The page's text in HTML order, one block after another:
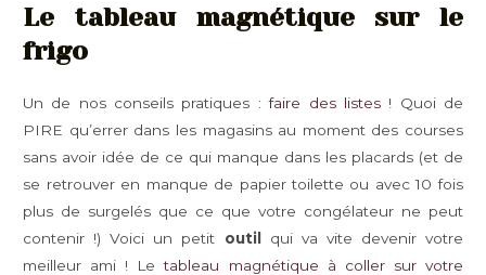
Le tableau magnétique sur le
frigo
Un de nos conseils pratiques :faire des listes! Quoi de
PIRE qu’errer dans les magasins au moment des courses
sans avoir idée de ce qui manque dans les placards (et de
se retrouver en manque de papier toilette ou avec 10 fois
plus de surgelés que ce que votre congélateur ne peut
contenir !) Voici un petit outil
qui va vite devenir votre
meilleur ami ! Letableau magnétique à coller sur votre